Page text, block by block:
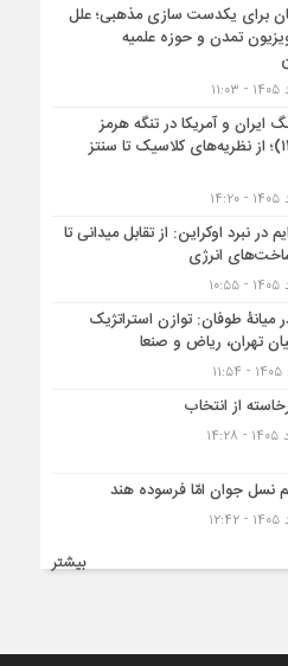
برای یکدست سازی مذهبی؛ علل
تمدن و حوزه علمیه
ایران و آمریکا در تنگه هرمز
(۱۴۰۴-۱۴۰۵)؛ از نظریه‌های کلاسیک تا سنتز
در نبرد اوکراین: از تقابل میدانی تا
انرژی
میانۀ طوفان: توازن استراتژیک
تهران، ریاض و صنعا
از انتخاب
جوان امّا فرسوده هند
بیشتر